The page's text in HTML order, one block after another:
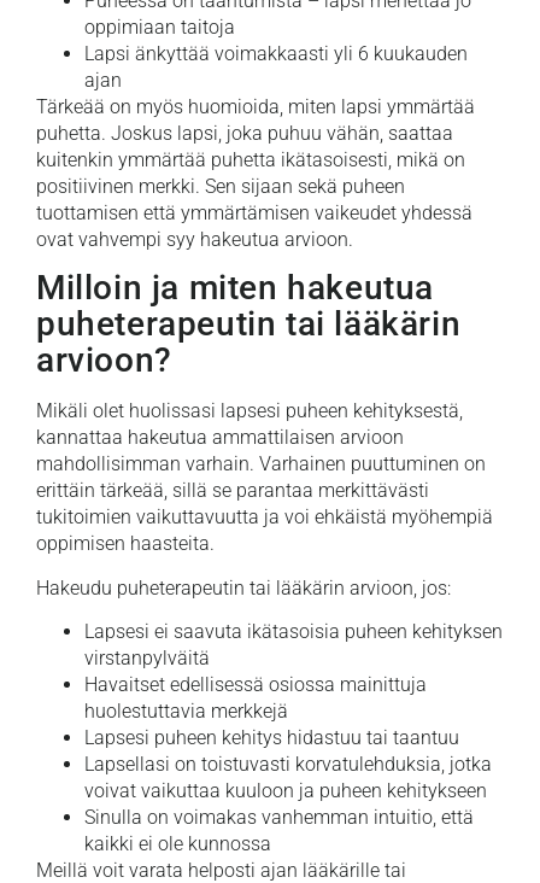
oppimiaan taitoja
Lapsi änkyttää voimakkaasti yli 6 kuukauden
ajan
Tärkeää on myös huomioida, miten lapsi ymmärtää
puhetta. Joskus lapsi, joka puhuu vähän, saattaa
kuitenkin ymmärtää puhetta ikätasoisesti, mikä on
positiivinen merkki. Sen sijaan sekä puheen
tuottamisen että ymmärtämisen vaikeudet yhdessä
ovat vahvempi syy hakeutua arvioon.
Milloin ja miten hakeutua
puheterapeutin tai lääkärin
arvioon?
Mikäli olet huolissasi lapsesi puheen kehityksestä,
kannattaa hakeutua ammattilaisen arvioon
mahdollisimman varhain. Varhainen puuttuminen on
erittäin tärkeää, sillä se parantaa merkittävästi
tukitoimien vaikuttavuutta ja voi ehkäistä myöhempiä
oppimisen haasteita.
Hakeudu puheterapeutin tai lääkärin arvioon, jos:
Lapsesi ei saavuta ikätasoisia puheen kehityksen
virstanpylväitä
Havaitset edellisessä osiossa mainittuja
huolestuttavia merkkejä
Lapsesi puheen kehitys hidastuu tai taantuu
Lapsellasi on toistuvasti korvatulehduksia, jotka
voivat vaikuttaa kuuloon ja puheen kehitykseen
Sinulla on voimakas vanhemman intuitio, että
kaikki ei ole kunnossa
Meillä voit varata helposti ajan lääkärille tai